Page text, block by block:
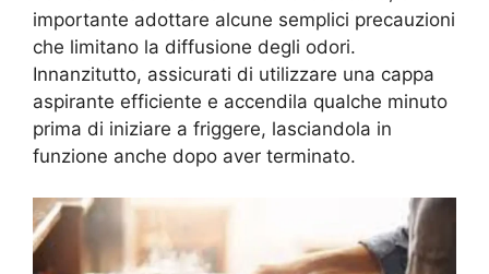
importante adottare alcune semplici precauzioni
che limitano la diffusione degli odori.
Innanzitutto, assicurati di utilizzare una cappa
aspirante efficiente e accendila qualche minuto
prima di iniziare a friggere, lasciandola in
funzione anche dopo aver terminato.